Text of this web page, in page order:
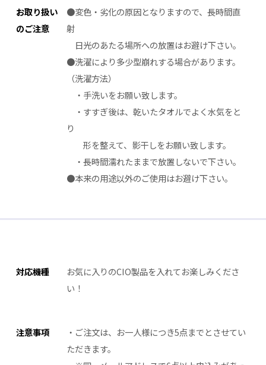
お取り扱い
のご注意
●変色・劣化の原因となりますので、長時間直
射
日光のあたる場所への放置はお避け下さい。
●洗濯により多少型崩れする場合があります。
（洗濯方法）
・手洗いをお願い致します。
・すすぎ後は、乾いたタオルでよく水気をと
り
形を整えて、影干しをお願い致します。
・長時間濡れたままで放置しないで下さい。
●本来の用途以外のご使用はお避け下さい。
対応機種
お気に入りのCIO製品を入れてお楽しみくださ
い！
注意事項
・ご注文は、お一人様につき5点までとさせてい
ただきます。